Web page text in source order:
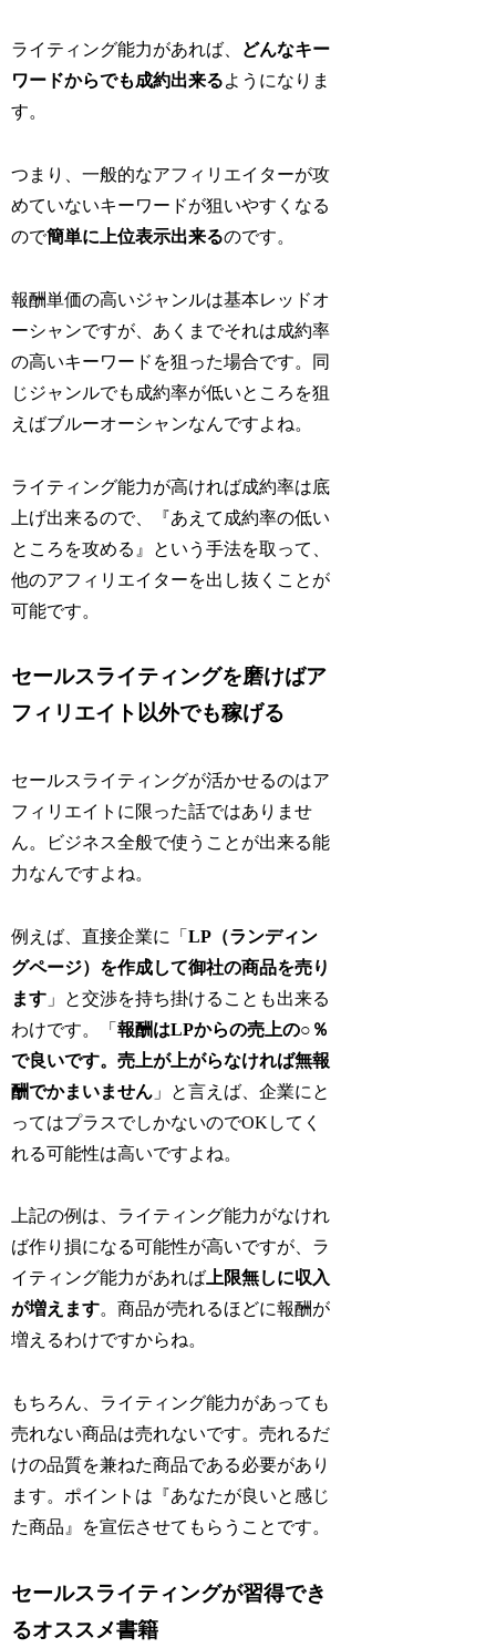
ライティング能力があれば、
どんなキー
ワードからでも成約出来るようになりま
す。
つまり、一般的なアフィリエイターが攻
めていないキーワードが狙いやすくなる
ので簡単に上位表示出来るのです。
報酬単価の高いジャンルは基本レッドオ
ーシャンですが、あくまでそれは成約率
の高いキーワードを狙った場合です。同
じジャンルでも成約率が低いところを狙
えばブルーオーシャンなんですよね。
ライティング能力が高ければ成約率は底
上げ出来るので、『あえて成約率の低い
ところを攻める』という手法を取って、
他のアフィリエイターを出し抜くことが
可能です。
セールスライティングを磨けばア
フィリエイト以外でも稼げる
セールスライティングが活かせるのはア
フィリエイトに限った話ではありませ
ん。ビジネス全般で使うことが出来る能
力なんですよね。
例えば、直接企業に「LP（ランディン
グページ）を作成して御社の商品を売り
ます 」と交渉を持ち掛けることも出来る
わけです。「報酬はLPからの売上の○％
で良いです。売上が上がらなければ無報
酬でかまいません 」と言えば、企業にと
ってはプラスでしかないのでOKしてく
れる可能性は高いですよね。
上記の例は、ライティング能力がなけれ
ば作り損になる可能性が高いですが、ラ
イティング能力があれば 上限無しに収入
が増えます。商品が売れるほどに報酬が
増えるわけですからね。
もちろん、ライティング能力があっても
売れない商品は売れないです。売れるだ
けの品質を兼ねた商品である必要があり
ます。ポイントは『あなたが良いと感じ
た商品』を宣伝させてもらうことです。
セールスライティングが習得でき
るオススメ書籍